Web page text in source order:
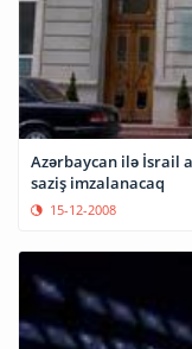
Azərbaycan ilə İsrail
saziş imzalanacaq
15-12-2008